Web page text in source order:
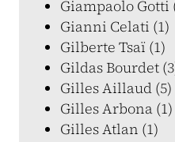
Giampaolo Gotti
Gianni Celati (1)
Gilberte Tsaï (1)
Gildas Bourdet
Gilles Aillaud (5)
Gilles Arbona (1)
Gilles Atlan (1)